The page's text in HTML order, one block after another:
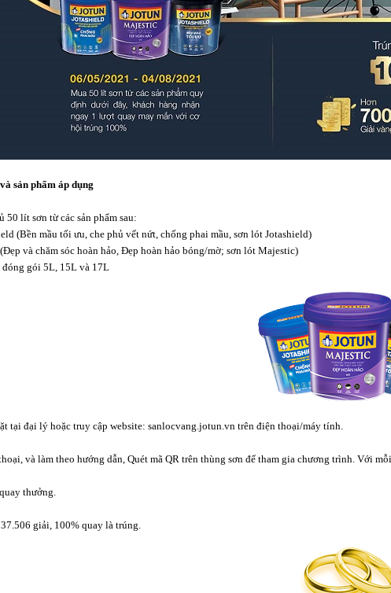
sản phẩm áp dụng
50 lít sơn từ các sản phẩm sau:
(Bền mầu tối ưu, che phủ vết nứt, chống phai mầu, sơn lót Jotashield)
và chăm sóc hoàn hảo, Đẹp hoàn hảo bóng/mờ; sơn lót Majestic)
gói 5L, 15L và 17L
tại đại lý hoặc truy cập website: sanlocvang.jotun.vn trên điện thoại/máy tính.
và làm theo hướng dẫn, Quét mã QR trên thùng sơn để tham gia chương trình. Với
thưởng.
giải, 100% quay là trúng.